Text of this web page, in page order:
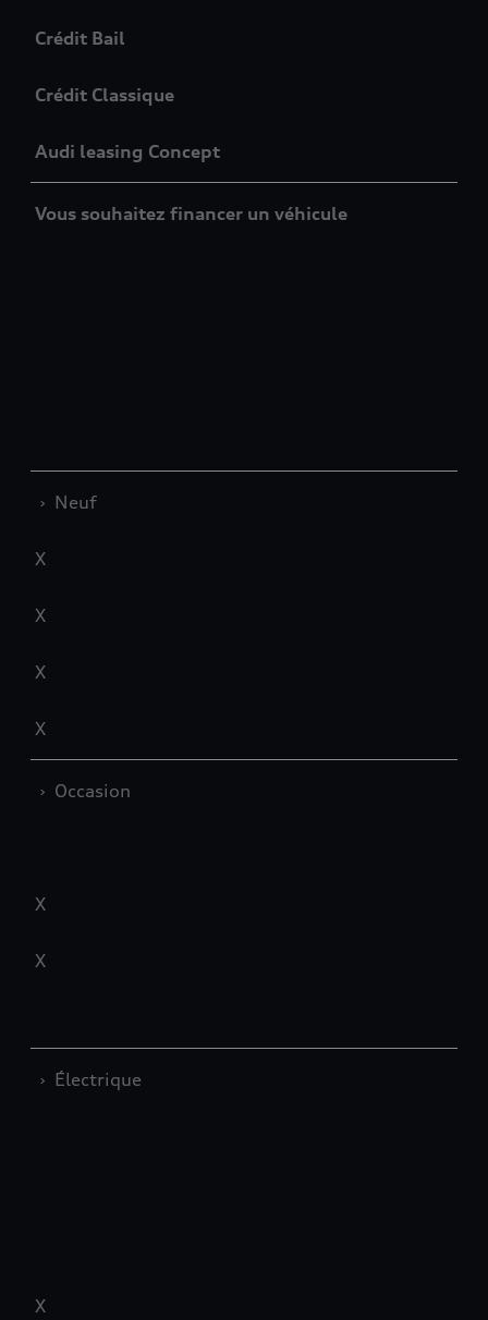
Crédit Bail
Crédit Classique
Audi leasing Concept
Vous souhaitez financer un véhicule
› Neuf
X
X
X
X
› Occasion
X
X
› Électrique
X